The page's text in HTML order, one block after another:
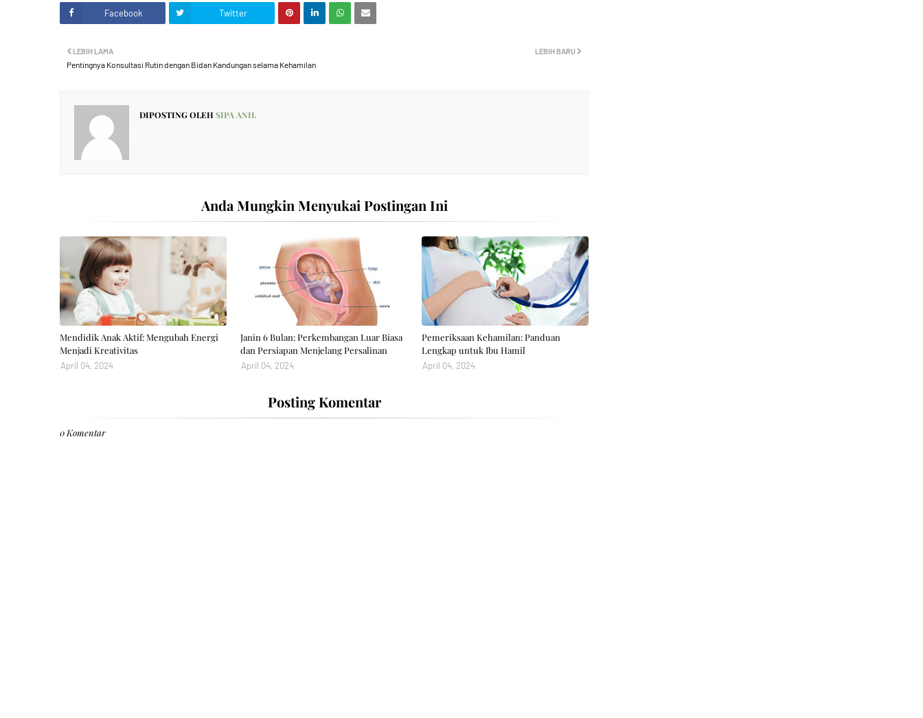
Facebook Twitter
LEBIH BARU
LEBIH LAMA
Pentingnya Konsultasi Rutin dengan Bidan Kandungan selama Kehamilan
DIPOSTING OLEH SIPA ANIL
Anda Mungkin Menyukai Postingan Ini
Mendidik Anak Aktif: Mengubah Energi
Menjadi Kreativitas
April 04, 2024
Janin 6 Bulan: Perkembangan Luar Biasa
dan Persiapan Menjelang Persalinan
April 04, 2024
Pemeriksaan Kehamilan: Panduan
Lengkap untuk Ibu Hamil
April 04, 2024
Posting Komentar
0 Komentar